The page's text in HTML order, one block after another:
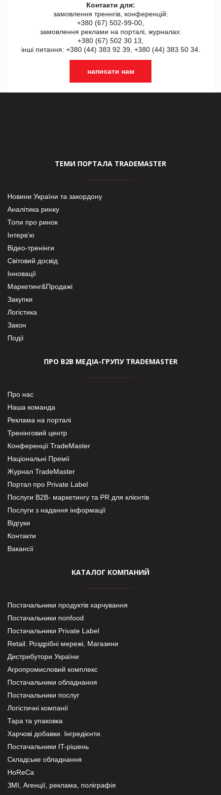
Контакти для:
замовлення треннгів, конференцій:
+380 (67) 502-99-00,
замовлення реклами на порталі, журналах:
+380 (67) 502 30 13,
інші питання: +380 (44) 383 92 39, +380 (44) 383 50 34.
написати нам
ТЕМИ ПОРТАЛА TRADEMASTER
Новини України та закордону
Аналітика ринку
Топи про ринок
Інтерв’ю
Відео-тренінги
Світовий досвід
Інновації
Маркетинг&Продажі
Закупки
Логістика
Закон
Події
ПРО В2В МЕДІА-ГРУПУ TRADEMASTER
Про нас
Наша команда
Реклама на порталі
Тренінговий центр
Конференції TradeMaster
Національні Премії
Журнал TradeMaster
Портал про Private Label
Послуги В2В- маркетингу та PR для клієнтів
Послуги з надання інформації
Відгуки
Контакти
Вакансії
КАТАЛОГ КОМПАНИЙ
Постачальники продуктів харчування
Постачальники nonfood
Постачальники Private Label
Retail. Роздрібні мережі, Магазини
Дистрибутори України
Агропромисловий комплекс
Постачальники обладнання
Постачальники послуг
Логістичні компанії
Тара та упаковка
Харчові добавки. Інгредієнти.
Постачальники IT-рішень
Складське обладнання
HoReCa
ЗМІ, Агенції, реклама, поліграфія